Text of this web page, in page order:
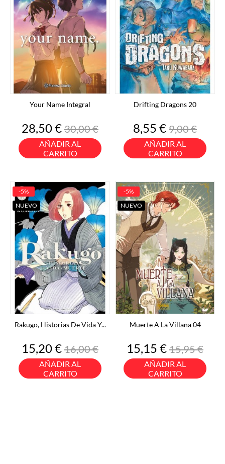
Your Name Integral
Precio
28,50 €Precio
base
30,00 €
AÑADIR AL
CARRITO
Drifting Dragons 20
Precio
8,55 €Precio
base
9,00 €
AÑADIR AL
CARRITO
Rakugo, Historias De Vida Y...
Precio
15,20 €Precio
base
16,00 €
AÑADIR AL
CARRITO
-5%
NUEVO
Muerte A La Villana 04
Precio
15,15 €Precio
base
15,95 €
AÑADIR AL
CARRITO
-5%
NUEVO